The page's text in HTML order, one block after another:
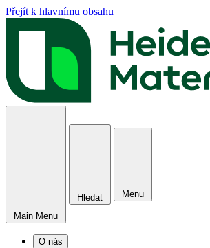
Přejít k hlavnímu obsahu
Main Menu
Hledat Menu
O nás